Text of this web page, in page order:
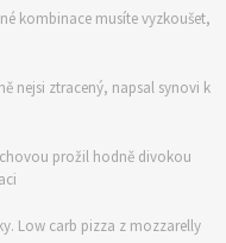
kombinace musíte vyzkoušet,
nejsi ztracený, napsal synovi k
prožil hodně divokou
Low carb pizza z mozzarelly